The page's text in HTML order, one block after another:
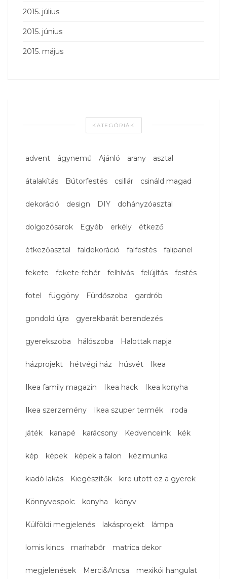
2015. július
2015. június
2015. május
KATEGÓRIÁK
advent ágynemű Ajánló arany asztal
átalakítás Bútorfestés csillár csináld magad
dekoráció design DIY dohányzóasztal
dolgozósarok Egyéb erkély étkező
étkezőasztal faldekoráció falfestés falipanel
fekete fekete-fehér felhívás felújítás festés
fotel függöny Fürdőszoba gardrób
gondold újra gyerekbarát berendezés
gyerekszoba hálószoba Halottak napja
házprojekt hétvégi ház húsvét Ikea
Ikea family magazin Ikea hack Ikea konyha
Ikea szerzemény Ikea szuper termék iroda
játék kanapé karácsony Kedvenceink kék
kép képek képek a falon kézimunka
kiadó lakás Kiegészítők kire ütött ez a gyerek
Könnyvespolc konyha könyv
Külföldi megjelenés lakásprojekt lámpa
lomis kincs marhabőr matrica dekor
megjelenések Merci&Ancsa mexikói hangulat